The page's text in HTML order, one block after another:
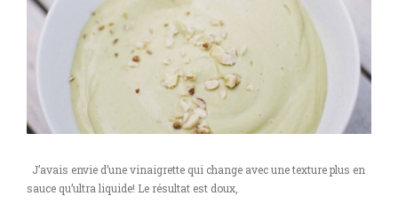
J’avais envie d’une vinaigrette qui change avec une texture plus en
sauce qu’ultra liquide! Le résultat est doux,